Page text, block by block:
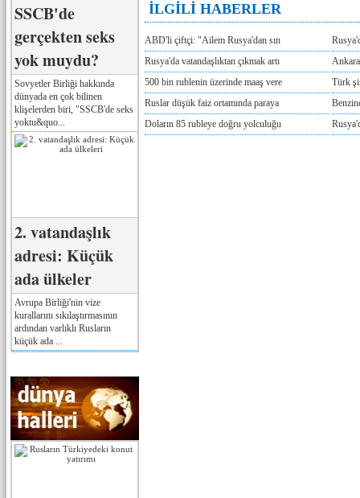
SSCB'de
gerçekten seks
yok muydu?
Sovyetler Birliği hakkında
dünyada en çok bilinen
klişelerden biri, "SSCB'de seks
yoktu&quo...
2. vatandaşlık
adresi: Küçük
ada ülkeler
Avrupa Birliği'nin vize
kurallarını sıkılaştırmasının
ardından varlıklı Rusların
küçük ada ...
İLGİLİ HABERLER
ABD'li çiftçi: "Ailem Rusya'dan sın
Rusya'da vatandaşlıktan çıkmak artı
500 bin rublenin üzerinde maaş vere
Türk
Ruslar düşük faiz ortamında paraya
Doların 85 rubleye doğru yolculuğu